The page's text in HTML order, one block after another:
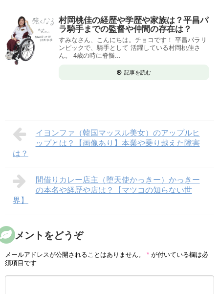
村岡桃佳の経歴や学歴や家族は？平昌パ
ラ騎手までの監督や仲間の存在は？
すみなさん、こんにちは。チョコです！ 平昌パラリ
ンピックで、騎手として 活躍している村岡桃佳さ
ん。 4歳の時に脊髄...
記事を読む
イヨンファ（韓国マッスル美女）のアップルヒ
ップとは？【画像あり】本業や乗り越えた障害
は？
間借りカレー店主（堕天使かっきー）かっきー
の本名や経歴や店は？【マツコの知らない世
界】
コメントをどうぞ
メールアドレスが公開されることはありません。 * が付いている欄は必
須項目です